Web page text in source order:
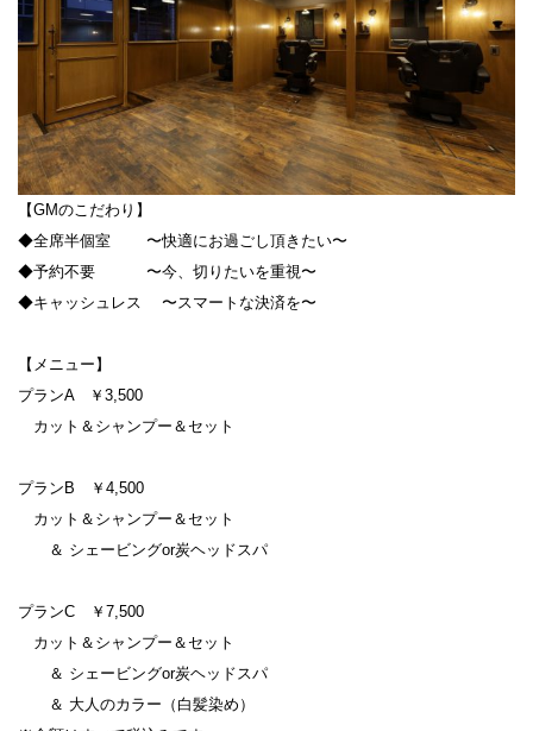
【GMのこだわり】
◆全席半個室 〜快適にお過ごし頂きたい〜
◆予約不要 〜今、切りたいを重視〜
◆キャッシュレス 〜スマートな決済を〜
【メニュー】
プランA ￥3,500
カット＆シャンプー＆セット
プランB ￥4,500
カット＆シャンプー＆セット
＆ シェービングor炭ヘッドスパ
プランC ￥7,500
カット＆シャンプー＆セット
＆ シェービングor炭ヘッドスパ
＆ 大人のカラー（白髪染め）